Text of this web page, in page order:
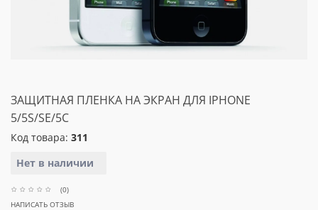
ЗАЩИТНАЯ ПЛЕНКА НА ЭКРАН ДЛЯ IPHONE
5/5S/SE/5C
Код товара: 311
Нет в наличии
(0)
НАПИСАТЬ ОТЗЫВ